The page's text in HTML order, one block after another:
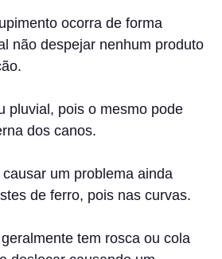
ocorra de forma
não despejar nenhum produto
pluvial, pois o mesmo pode
dos canos.
um problema ainda
de ferro, pois nas curvas.
tem rosca ou cola